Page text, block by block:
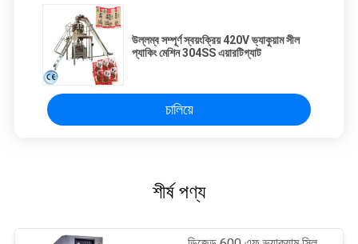
উল্লম্ব সম্পূর্ণ স্বয়ংক্রিয় 420V ভ্যাকুয়াম সীল
প্যাকিং মেশিন 304SS এয়ারটিগ্যাট
চালিয়ে
শীর্ষ পণ্য